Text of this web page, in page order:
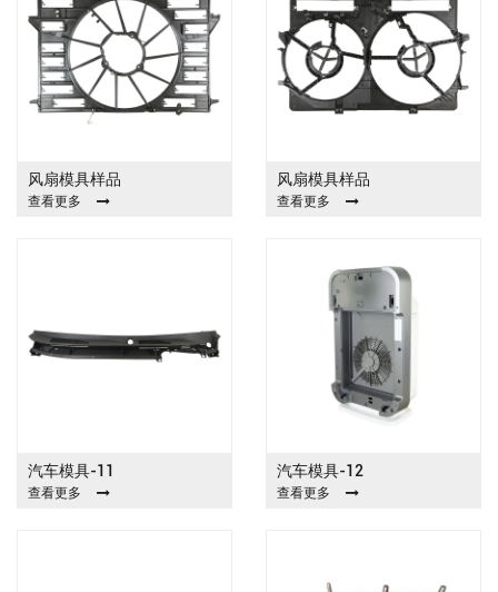
风扇模具样品
查看更多
风扇模具样品
查看更多
汽车模具-11
查看更多
汽车模具-12
查看更多